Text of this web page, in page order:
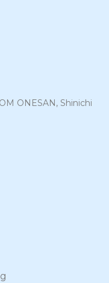
ONESAN, Shinichi